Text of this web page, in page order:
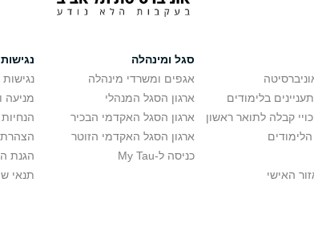
בלימודים
קבלה לתואר ראשון
האישי
סגל ומינהלה
אגפים ומשרדי מינהלה
ארגון הסגל המנהלי
ארגון הסגל האקדמי הבכיר
ארגון הסגל האקדמי הזוטר
כניסה ל-My Tau
נגישות
מניעה
הצהרת
הגנת
תנאי